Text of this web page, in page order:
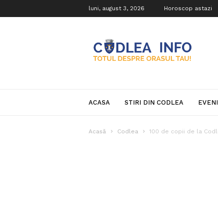
luni, august 3, 2026 Horoscop astazi
Info
ACASA STIRI DIN CODLEA
Acasă Codlea 100 de copii de la